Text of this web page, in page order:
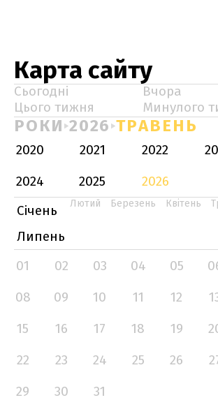
Карта сайту
Сьогодні
Вчора
Цього тижня
Минулого
РОКИ 2026 ТРАВЕНЬ
2020 2021 2022
2024
2025
2026
Січень
Лютий Березень Квітень
Липень
01 02 03 04 05
08
09 10 11 12
15
16 17 18 19
22
23 24 25 26
29
30 31